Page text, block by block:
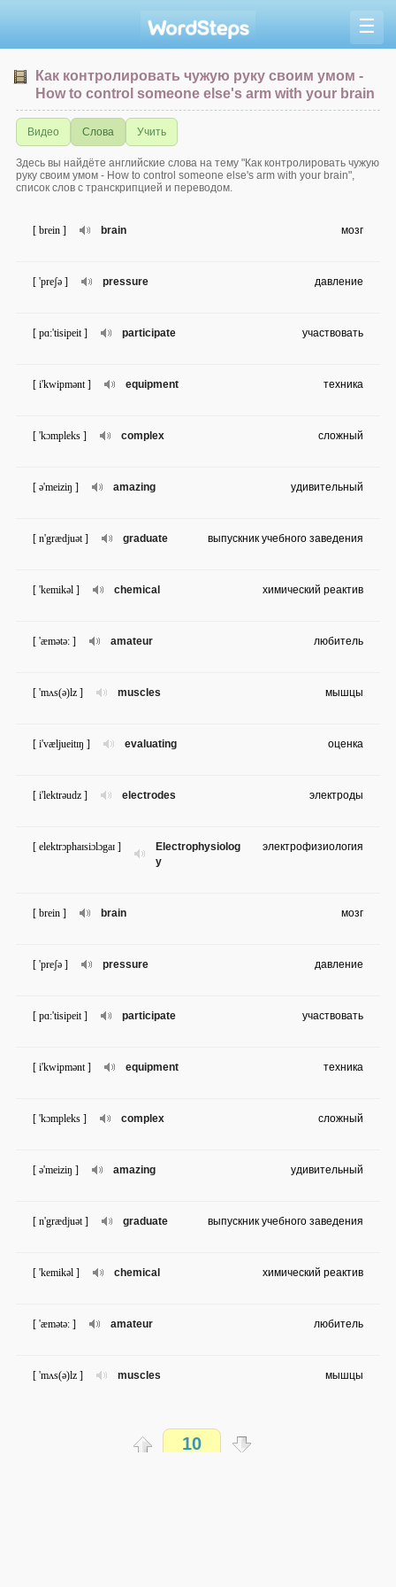
☰
Как контролировать чужую руку своим умом -
How to control someone else's arm with your brain
Видео Слова Учить
Здесь вы найдёте английские слова на тему "Как контролировать чужую
руку своим умом - How to control someone else's arm with your brain",
список слов с транскрипцией и переводом.
brain
[ brein ] мозг
pressure
[ 'preʃə ] давление
participate
[ pɑ:'tisipeit ] участвовать
equipment
[ i'kwipmənt ] техника
complex
[ 'kɔmpleks ] сложный
amazing
[ ə'meiziŋ ] удивительный
graduate
[ n'grædjuət ] выпускник учебного заведения
chemical
[ 'kemikəl ] химический реактив
amateur
[ 'æmətə: ] любитель
muscles
[ 'mʌs(ə)lz ] мышцы
evaluating
[ i'væljueitɪŋ ] оценка
electrodes
[ i'lektrəudz ] электроды
Electrophysiolog
y
[ elektrɔphaɪsiɔlɔgaɪ ] электрофизиология
brain
[ brein ] мозг
pressure
[ 'preʃə ] давление
participate
[ pɑ:'tisipeit ] участвовать
equipment
[ i'kwipmənt ] техника
complex
[ 'kɔmpleks ] сложный
amazing
[ ə'meiziŋ ] удивительный
graduate
[ n'grædjuət ] выпускник учебного заведения
chemical
[ 'kemikəl ] химический реактив
amateur
[ 'æmətə: ] любитель
muscles
[ 'mʌs(ə)lz ] мышцы
evaluating
10